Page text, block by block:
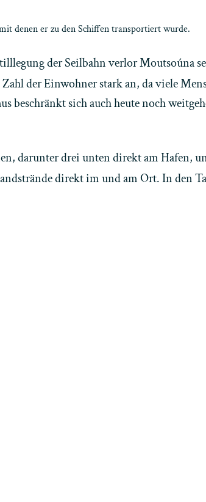
denen er zu den Schiffen transportiert wurde.
der Seilbahn verlor Moutsoúna
der Einwohner stark an, da viele
sich auch heute noch
darunter drei unten direkt am
direkt im und am Ort. In den